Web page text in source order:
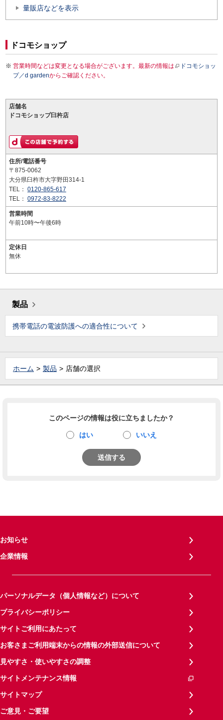
量販店などを表示
ドコモショップ
営業時間などは変更となる場合がございます。最新の情報は
ドコモショッ
プ／d gardenからご確認ください。
店舗名
ドコモショップ臼杵店
住所/電話番号
〒875-0062
大分県臼杵市大字野田314-1
TEL： 0120-865-617
TEL： 0972-83-8222
営業時間
午前10時〜午後6時
定休日
無休
製品
携帯電話の電波防護への適合性について
ホーム 製品 店舗の選択
このページの情報は役に立ちましたか？
はい いいえ
送信する
お知らせ
企業情報
パーソナルデータ（個人情報など）について
プライバシーポリシー
サイトご利用にあたって
お客さまご利用端末からの情報の外部送信について
見やすさ・使いやすさの調整
サイトメンテナンス情報
サイトマップ
ご意見・ご要望